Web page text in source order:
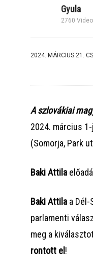
Gyula
2760
2024. MÁRCIUS 21.
A szlovákiai
2024. március
(Somorja, Park
Baki Attila
Baki Attila a
parlamenti
meg a
rontott el !